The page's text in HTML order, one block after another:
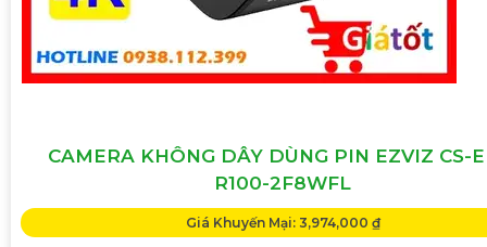
CAMERA KHÔNG DÂY DÙNG PIN EZVIZ CS-
R100-2F8WFL
Giá Khuyến Mại: 3,974,000 ₫